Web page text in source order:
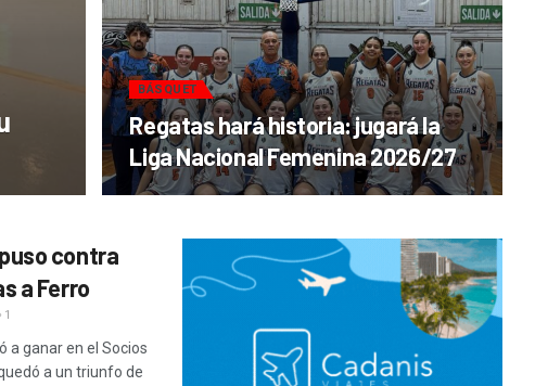
BÁSQUET
Regatas hará historia: jugará la
Liga Nacional Femenina 2026/27
contra
a Ferro
1
a ganar en el Socios
a un triunfo de